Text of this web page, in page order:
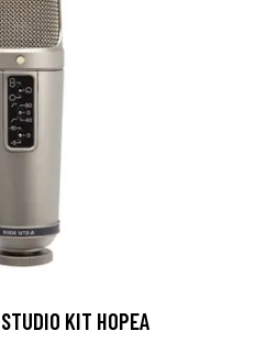
KIT HOPEA